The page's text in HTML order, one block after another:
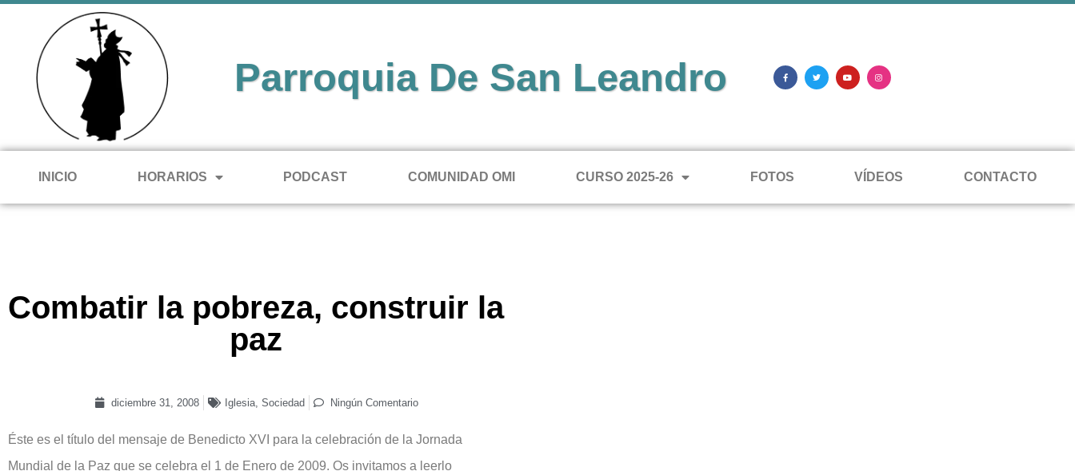
Parroquia De San Leandro
INICIO HORARIOS PODCAST COMUNIDAD OMI CURSO 2025-26 FOTOS VÍDEOS CONTACTO
Combatir la pobreza, construir la
paz
diciembre 31, 2008 Iglesia, Sociedad Ningún Comentario
Éste es el título del mensaje de Benedicto XVI para la celebración de la Jornada
Mundial de la Paz que se celebra el 1 de Enero de 2009. Os invitamos a leerlo